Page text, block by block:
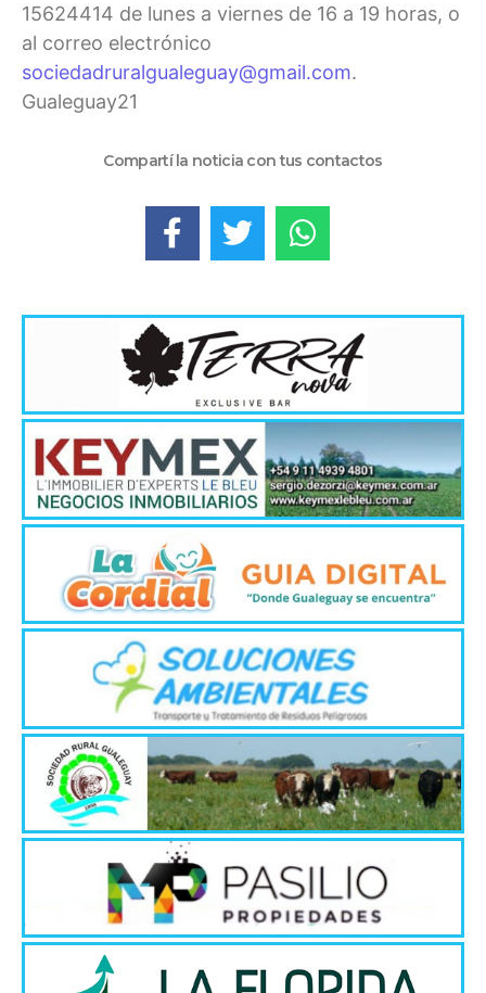
15624414 de lunes a viernes de 16 a 19 horas, o
al correo electrónico
sociedadruralgualeguay@gmail.com.
Gualeguay21
Compartí la noticia con tus contactos